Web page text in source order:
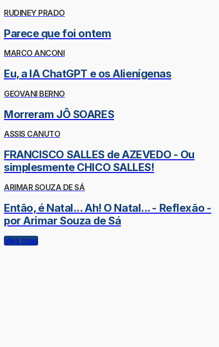
RUDINEY PRADO
Parece que foi ontem
MARCO ANCONI
Eu, a IA ChatGPT e os Alienígenas
GEOVANI BERNO
Morreram JÔ SOARES
ASSIS CANUTO
FRANCISCO SALLES de AZEVEDO - Ou
simplesmente CHICO SALLES!
ARIMAR SOUZA DE SÁ
Então, é Natal... Ah! O Natal... - Reflexão -
por Arimar Souza de Sá
Veja mais